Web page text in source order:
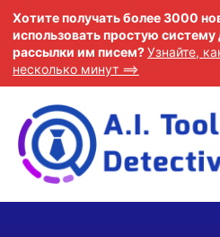
Хотите получать более 3000
использовать простую
рассылки им писем?Узнайте,
несколько минут ==>